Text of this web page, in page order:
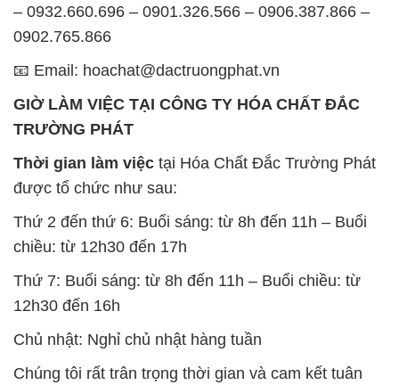
– 0932.660.696 – 0901.326.566 – 0906.387.866 –
0902.765.866
📧 Email: hoachat@dactruongphat.vn
GIỜ LÀM VIỆC TẠI CÔNG TY HÓA CHẤT ĐẮC
TRƯỜNG PHÁT
Thời gian làm việc tại Hóa Chất Đắc Trường Phát
được tổ chức như sau:
Thứ 2 đến thứ 6: Buổi sáng: từ 8h đến 11h – Buổi
chiều: từ 12h30 đến 17h
Thứ 7: Buổi sáng: từ 8h đến 11h – Buổi chiều: từ
12h30 đến 16h
Chủ nhật: Nghỉ chủ nhật hàng tuần
Chúng tôi rất trân trọng thời gian và cam kết tuân